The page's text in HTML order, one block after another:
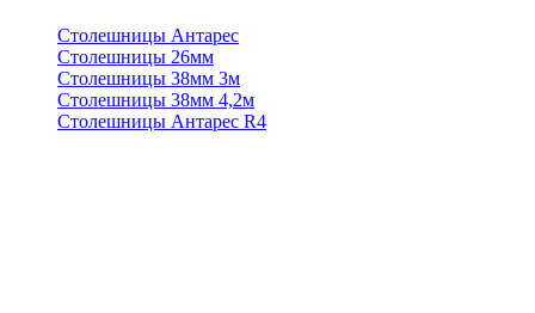
Столешницы Антарес
Столешницы 26мм
Столешницы 38мм 3м
Столешницы 38мм 4,2м
Столешницы Антарес R4